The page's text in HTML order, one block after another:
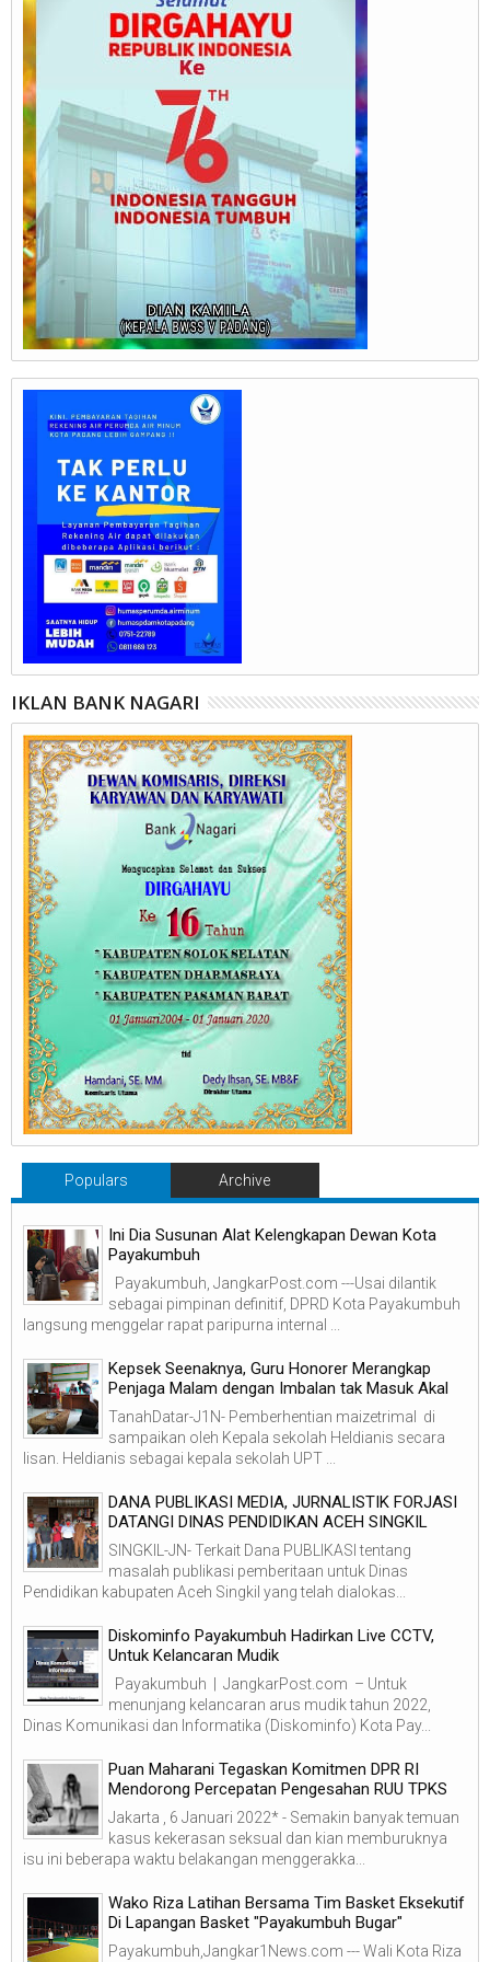
IKLAN BANK NAGARI
Populars Archive
Ini Dia Susunan Alat Kelengkapan Dewan Kota
Payakumbuh
Payakumbuh, JangkarPost.com ---Usai dilantik
sebagai pimpinan definitif, DPRD Kota Payakumbuh
langsung menggelar rapat paripurna internal ...
Kepsek Seenaknya, Guru Honorer Merangkap
Penjaga Malam dengan Imbalan tak Masuk Akal
TanahDatar-J1N- Pemberhentian maizetrimal di
sampaikan oleh Kepala sekolah Heldianis secara
lisan. Heldianis sebagai kepala sekolah UPT ...
DANA PUBLIKASI MEDIA, JURNALISTIK FORJASI
DATANGI DINAS PENDIDIKAN ACEH SINGKIL
SINGKIL-JN- Terkait Dana PUBLIKASI tentang
masalah publikasi pemberitaan untuk Dinas
Pendidikan kabupaten Aceh Singkil yang telah dialokas...
Diskominfo Payakumbuh Hadirkan Live CCTV,
Untuk Kelancaran Mudik
Payakumbuh | JangkarPost.com – Untuk
menunjang kelancaran arus mudik tahun 2022,
Dinas Komunikasi dan Informatika (Diskominfo) Kota Pay...
Puan Maharani Tegaskan Komitmen DPR RI
Mendorong Percepatan Pengesahan RUU TPKS
Jakarta , 6 Januari 2022* - Semakin banyak temuan
kasus kekerasan seksual dan kian memburuknya
isu ini beberapa waktu belakangan menggerakka...
Wako Riza Latihan Bersama Tim Basket Eksekutif
Di Lapangan Basket "Payakumbuh Bugar"
Payakumbuh,Jangkar1News.com --- Wali Kota Riza